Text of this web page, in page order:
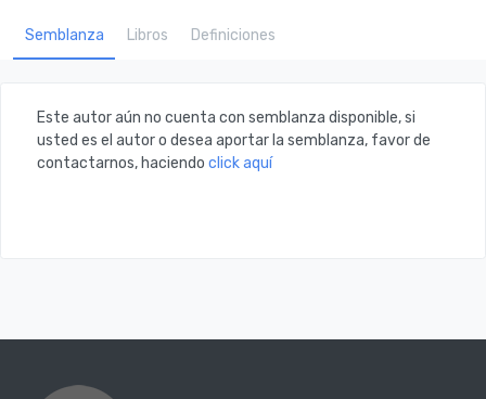
Semblanza Libros Definiciones
Este autor aún no cuenta con semblanza disponible, si
usted es el autor o desea aportar la semblanza, favor de
contactarnos, haciendo click aquí